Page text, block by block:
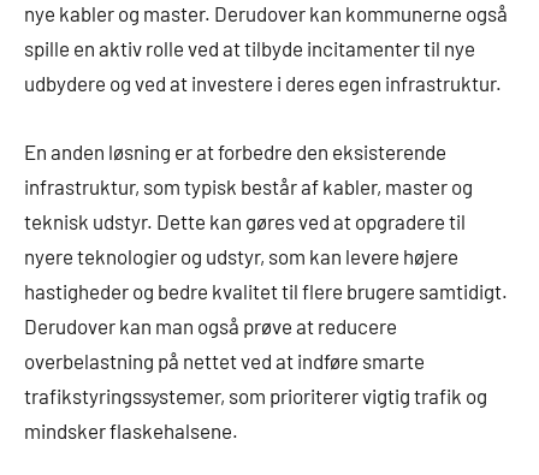
nye kabler og master. Derudover kan kommunerne også
spille en aktiv rolle ved at tilbyde incitamenter til nye
udbydere og ved at investere i deres egen infrastruktur.
En anden løsning er at forbedre den eksisterende
infrastruktur, som typisk består af kabler, master og
teknisk udstyr. Dette kan gøres ved at opgradere til
nyere teknologier og udstyr, som kan levere højere
hastigheder og bedre kvalitet til flere brugere samtidigt.
Derudover kan man også prøve at reducere
overbelastning på nettet ved at indføre smarte
trafikstyringssystemer, som prioriterer vigtig trafik og
mindsker flaskehalsene.